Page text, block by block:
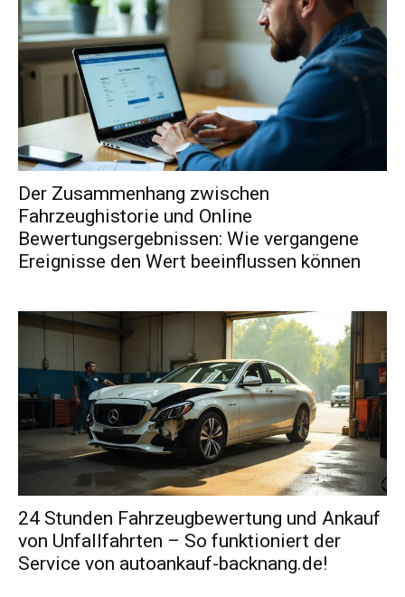
Der Zusammenhang zwischen
Fahrzeughistorie und Online
Bewertungsergebnissen: Wie vergangene
Ereignisse den Wert beeinflussen können
24 Stunden Fahrzeugbewertung und Ankauf
von Unfallfahrten – So funktioniert der
Service von autoankauf-backnang.de!